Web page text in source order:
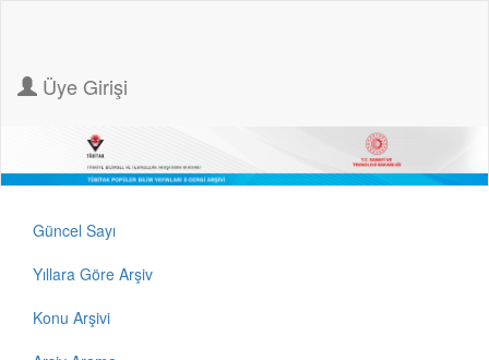
Üye Girişi
Güncel Sayı
Yıllara Göre Arşiv
Konu Arşivi